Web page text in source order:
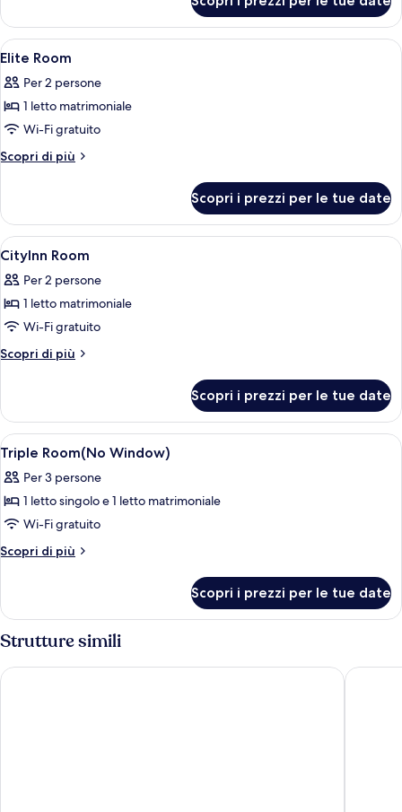
Deluxe
Apri
tutte
le
foto
per
Elite
1 camera, una cassaforte in camera,
10
Elite Room
Per 2 persone
1 letto matrimoniale
Wi-Fi gratuito
Scopri di più
Altri
Room
Scopri i prezzi per le tue date
Apri
tutte
le
foto
per
CityInn
Una camera d'albergo con un letto,
9
CityInn Room
Per 2 persone
1 letto matrimoniale
Wi-Fi gratuito
Scopri di più
Altri
Room
Scopri i prezzi per le tue date
Apri
tutte
le
foto
per
Triple
Una camera d'albergo con un letto,
3
Triple Room(No Window)
Per 3 persone
1 letto singolo e 1 letto matrimoniale
Wi-Fi gratuito
Scopri di più
Altri
Room(No
Window)
Scopri i prezzi per le tue date
Strutture simili
Hotel Midtown Richardson Solaria